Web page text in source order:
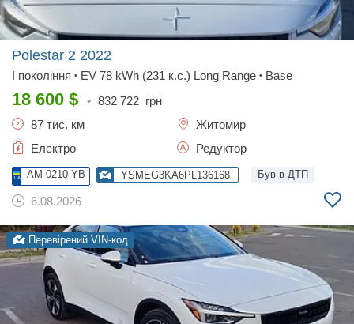
Polestar 2 2022
I покоління • EV 78 kWh (231 к.с.) Long Range • Base
18 600 $ • 832 722 грн
87 тис. км
Житомир
Електро
Редуктор
AM 0210 YB YSMEG3KA6PL136168 Був в ДТП
6.08.2026
Перевірений VIN-код